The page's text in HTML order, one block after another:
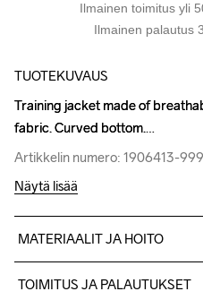
Ilmainen toimitus yli
Ilmainen palautus
TUOTEKUVAUS
Training jacket made of
fabric. Curved bottom.
Artikkelin numero: 1906413-
Training jacket made of
fabric. Curved bottom.
Artikkelin numero: 1906413-
Näytä lisää
MATERIAALIT JA HOITO
Mid 100% Polyuretane Back
TOIMITUS JA PALAUTUKSET